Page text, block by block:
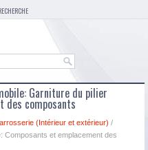
Garniture du pilier
des composants
(Intérieur et extérieur) /
Composants et emplacement des